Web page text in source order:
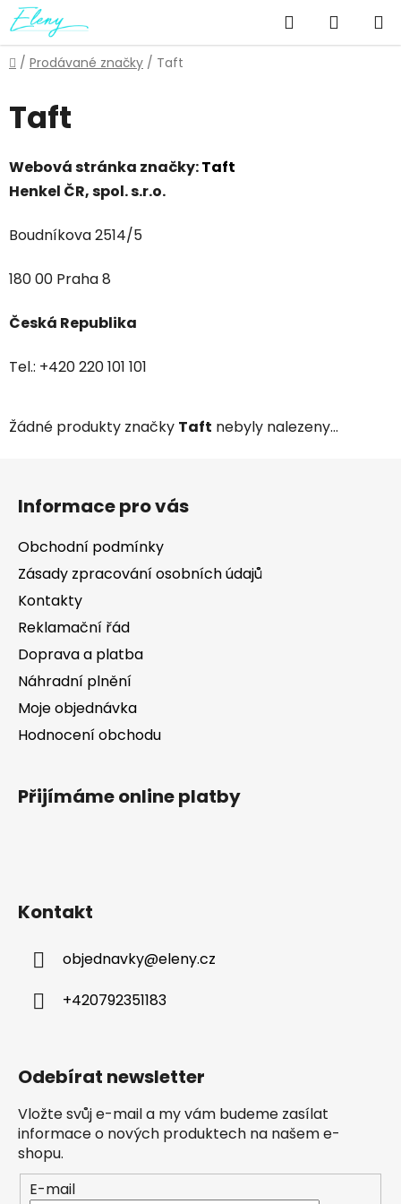
Přejít
na
obsah
Hledat
KOŠÍK
Domů
/ Prodávané značky / Taft
Taft
Webová stránka značky:Taft
Henkel ČR, spol. s.r.o.
Boudníkova 2514/5
180 00 Praha 8
Česká Republika
Tel.: +420 220 101 101
Žádné produkty značky Taft nebyly nalezeny...
Informace pro vás
Obchodní podmínky
Zásady zpracování osobních údajů
Kontakty
Reklamační řád
Doprava a platba
Náhradní plnění
Moje objednávka
Hodnocení obchodu
Přijímáme online platby
Kontakt
objednavky@eleny.cz
+420792351183
Odebírat newsletter
Vložte svůj e-mail a my vám budeme zasílat
informace o nových produktech na našem e-
shopu.
E-mail